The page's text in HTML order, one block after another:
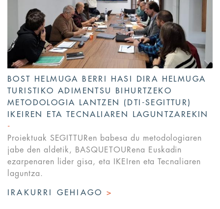
BOST HELMUGA BERRI HASI DIRA HELMUGA
TURISTIKO ADIMENTSU BIHURTZEKO
METODOLOGIA LANTZEN (DTI-SEGITTUR)
IKEIREN ETA TECNALIAREN LAGUNTZAREKIN
Proiektuak SEGITTURen babesa du metodologiaren
jabe den aldetik, BASQUETOURena Euskadin
ezarpenaren lider gisa, eta IKEIren eta Tecnaliaren
laguntza.
IRAKURRI GEHIAGO>